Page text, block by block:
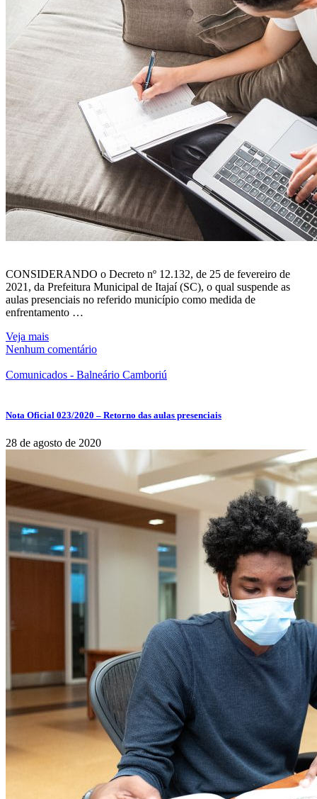
CONSIDERANDO o Decreto nº 12.132, de 25 de fevereiro de
2021, da Prefeitura Municipal de Itajaí (SC), o qual suspende as
aulas presenciais no referido município como medida de
enfrentamento …
Veja mais
Nenhum comentário
Comunicados - Balneário Camboriú
Nota Oficial 023/2020 – Retorno das aulas presenciais
28 de agosto de 2020